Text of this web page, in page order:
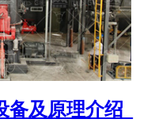
及原理介绍_